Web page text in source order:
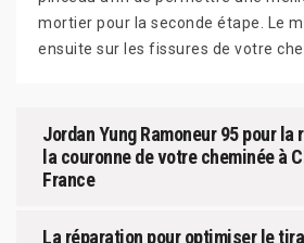
mortier pour la seconde étape. Le
ensuite sur les fissures de votre
Jordan Yung Ramoneur 95 pour la
la couronne de votre cheminée à
France
La réparation pour optimiser le